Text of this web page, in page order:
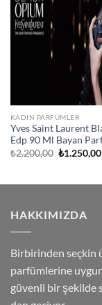
KADIN PARFÜMLER
Yves Saint Laurent
Edp 90 Ml Bayan
₺2.200,00 Orijinal
₺1.250,00
HAKKIMIZDA
Birbirinden seçkin
parfümlerine
güvenli bir şekilde